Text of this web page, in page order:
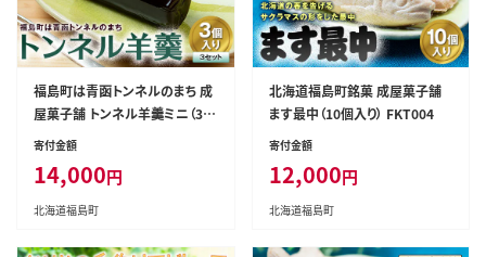
福島町は青函トンネルのまち 成
屋菓子舗 トンネル羊羹ミニ（3個
入り3セット） FKT003
寄付金額
14,000円
北海道福島町
北海道福島町銘菓 成屋菓子舗
ます最中（10個入り） FKT004
寄付金額
12,000円
北海道福島町